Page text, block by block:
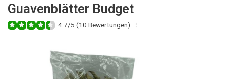
Guavenblätter Budget
4.7/5 (10 Bewertungen)